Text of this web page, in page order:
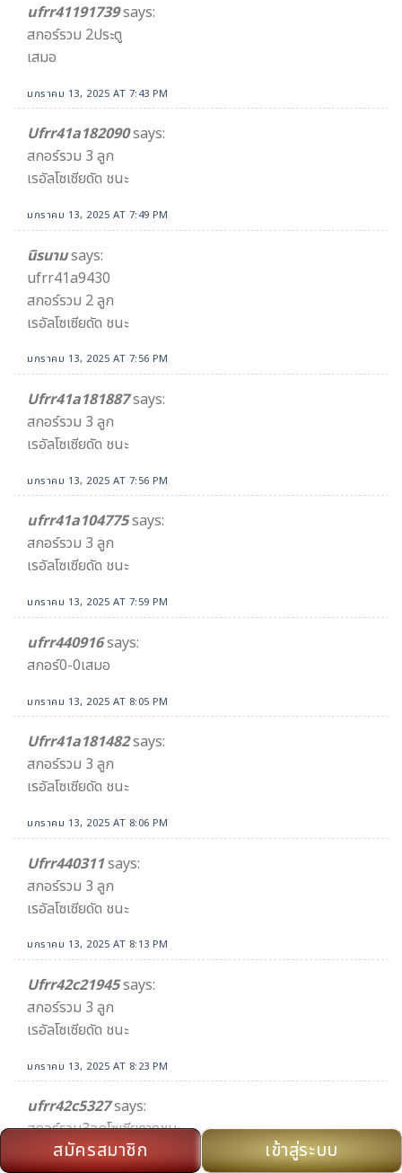
ufrr41191739says:
สกอร์รวม 2ประตู
เสมอ
มกราคม 13, 2025 AT 7:43 PM
Ufrr41a182090says:
สกอร์รวม 3 ลูก
เรอัลโซเซียดัด ชนะ
มกราคม 13, 2025 AT 7:49 PM
นิรนามsays:
ufrr41a9430
สกอร์รวม 2 ลูก
เรอัลโซเซียดัด ชนะ
มกราคม 13, 2025 AT 7:56 PM
Ufrr41a181887says:
สกอร์รวม 3 ลูก
เรอัลโซเซียดัด ชนะ
มกราคม 13, 2025 AT 7:56 PM
ufrr41a104775says:
สกอร์รวม 3 ลูก
เรอัลโซเซียดัด ชนะ
มกราคม 13, 2025 AT 7:59 PM
ufrr440916says:
สกอร์0-0เสมอ
มกราคม 13, 2025 AT 8:05 PM
Ufrr41a181482says:
สกอร์รวม 3 ลูก
เรอัลโซเซียดัด ชนะ
มกราคม 13, 2025 AT 8:06 PM
Ufrr440311says:
สกอร์รวม 3 ลูก
เรอัลโซเซียดัด ชนะ
มกราคม 13, 2025 AT 8:13 PM
Ufrr42c21945says:
สกอร์รวม 3 ลูก
เรอัลโซเซียดัด ชนะ
มกราคม 13, 2025 AT 8:23 PM
ufrr42c5327says:
สกอร์รวม3ลูกโซเซียดาดชนะ
มกราคม 13, 2025 AT 8:24 PM
สมัครสมาชิก เข้าสู่ระบบ